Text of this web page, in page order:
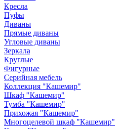
Кресла
Пуфы
Диваны
Прямые диваны
Угловые диваны
Зеркала
Круглые
Фигурные
Серийная мебель
Коллекция "Кашемир"
Шкаф "Кашемир"
Тумба "Кашемир"
Прихожая "Кашемир"
Многоцелевой шкаф "Кашемир"